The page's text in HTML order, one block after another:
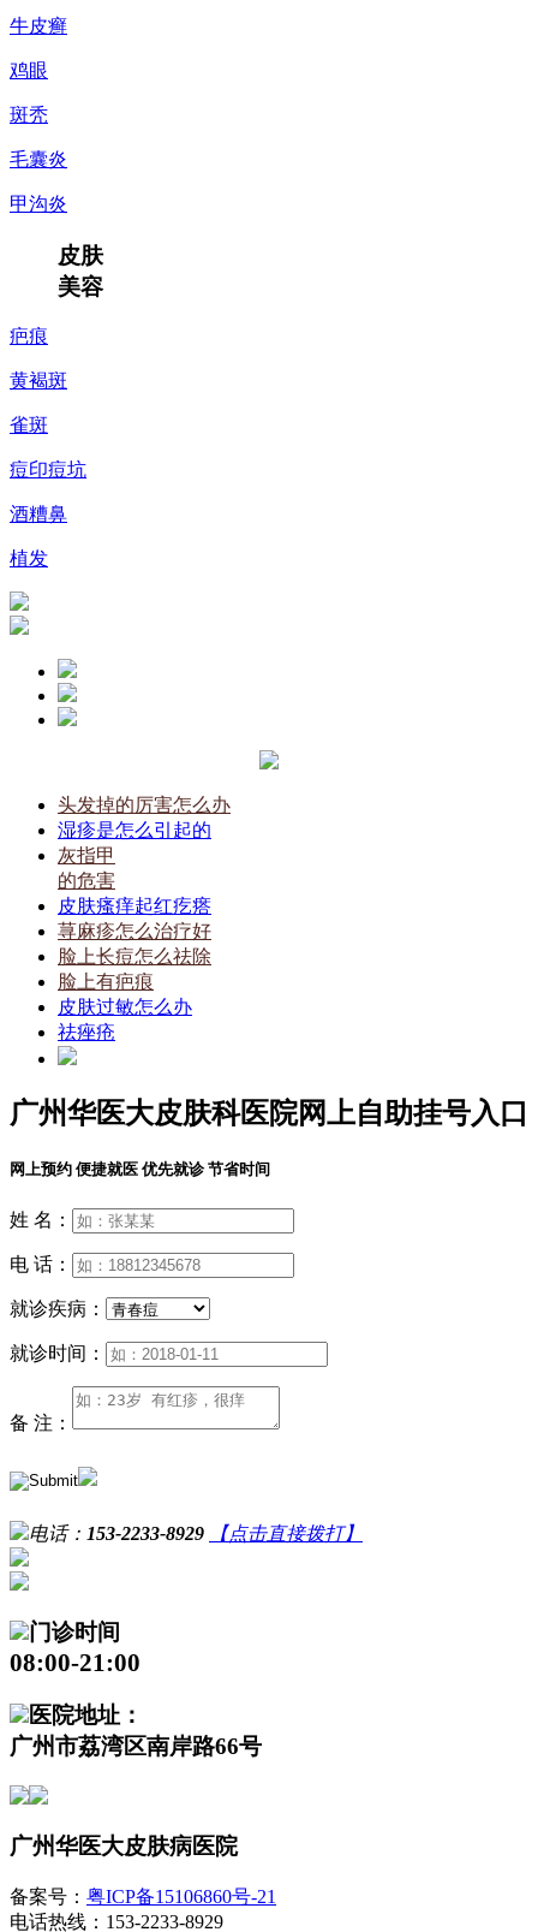
牛皮癣
鸡眼
斑秃
毛囊炎
甲沟炎
皮肤
美容
疤痕
黄褐斑
雀斑
痘印痘坑
酒糟鼻
植发
头发掉的厉害怎么办
湿疹是怎么引起的
灰指甲
的危害
皮肤瘙痒起红疙瘩
荨麻疹怎么治疗好
脸上长痘怎么祛除
脸上有疤痕
皮肤过敏怎么办
祛痤疮
广州华医大皮肤科医院网上自助挂号入口
网上预约 便捷就医 优先就诊 节省时间
姓 名：
电 话：
就诊疾病：
就诊时间：
备 注：
电话： 153-2233-8929 【点击直接拨打】
门诊时间
08:00-21:00
医院地址：
广州市荔湾区南岸路66号
广州华医大皮肤病医院
备案号： 粤ICP备15106860号-21
电话热线：153-2233-8929